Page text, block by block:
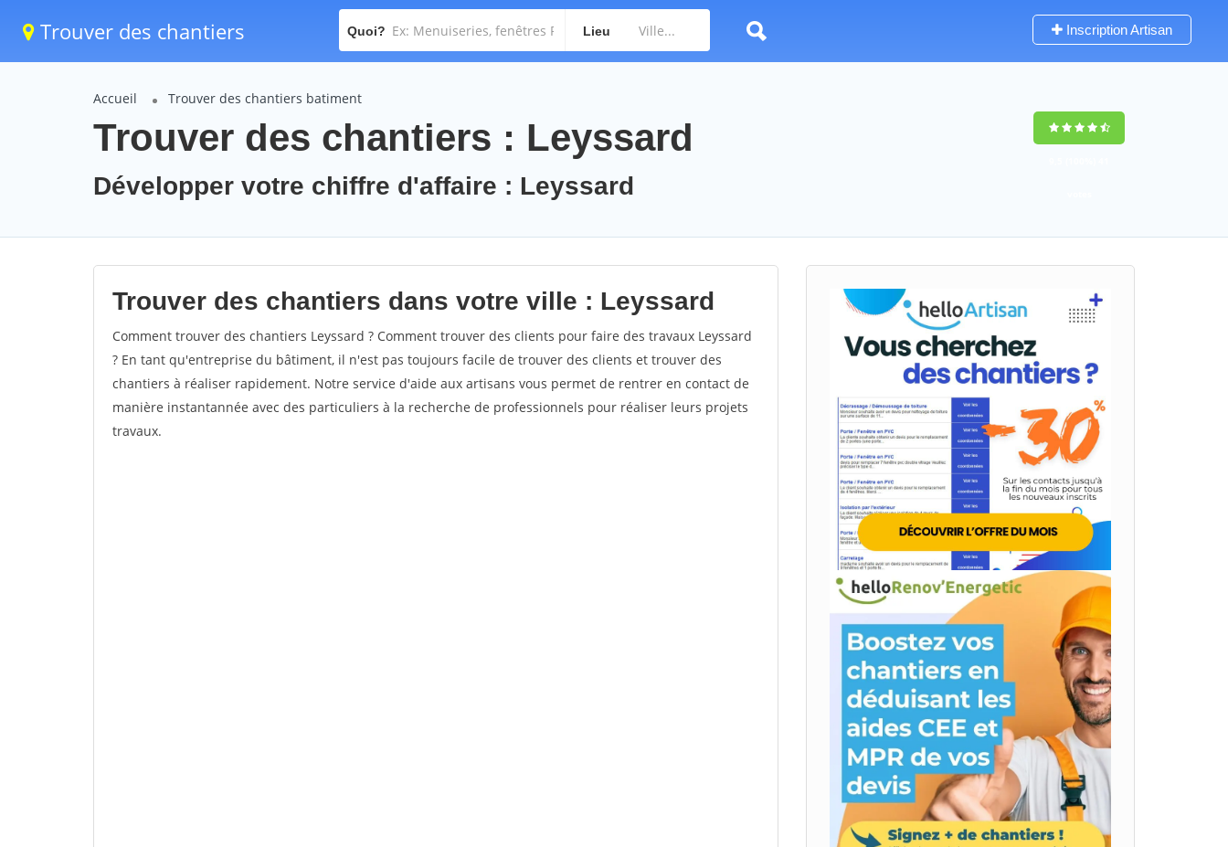
Trouver des chantiers Quoi? Lieu Inscription Artisan
Accueil Trouver des chantiers batiment
Trouver des chantiers : Leyssard
Développer votre chiffre d'affaire : Leyssard
Trouver des chantiers dans votre ville : Leyssard
Comment trouver des chantiers Leyssard ? Comment trouver des clients pour faire des travaux Leyssard
? En tant qu'entreprise du bâtiment, il n'est pas toujours facile de trouver des clients et trouver des
chantiers à réaliser rapidement. Notre service d'aide aux artisans vous permet de rentrer en contact de
manière instantannée avec des particuliers à la recherche de professionnels pour réaliser leurs projets
travaux.